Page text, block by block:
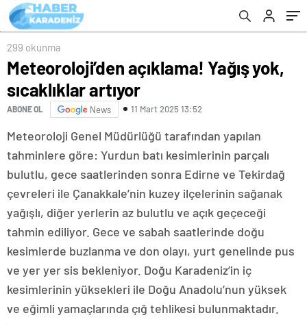
299 okunma
Meteoroloji’den açıklama! Yağış yok,
sıcaklıklar artıyor
ABONE OL News 11 Mart 2025 13:52
Meteoroloji Genel Müdürlüğü tarafından yapılan
tahminlere göre: Yurdun batı kesimlerinin parçalı
bulutlu, gece saatlerinden sonra Edirne ve Tekirdağ
çevreleri ile Çanakkale’nin kuzey ilçelerinin sağanak
yağışlı, diğer yerlerin az bulutlu ve açık geçeceği
tahmin ediliyor. Gece ve sabah saatlerinde doğu
kesimlerde buzlanma ve don olayı, yurt genelinde pus
ve yer yer sis bekleniyor. Doğu Karadeniz’in iç
kesimlerinin yüksekleri ile Doğu Anadolu’nun yüksek
ve eğimli yamaçlarında çığ tehlikesi bulunmaktadır.